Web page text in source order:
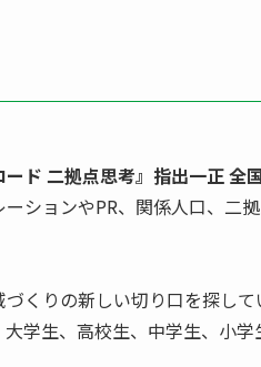
ド 二拠点思考』指出一正 全
ションやPR、関係人口、二
づくりの新しい切り口を探し
学生、高校生、中学生、小